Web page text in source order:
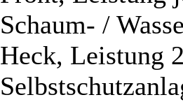
Schaum- /
Heck, Leistung